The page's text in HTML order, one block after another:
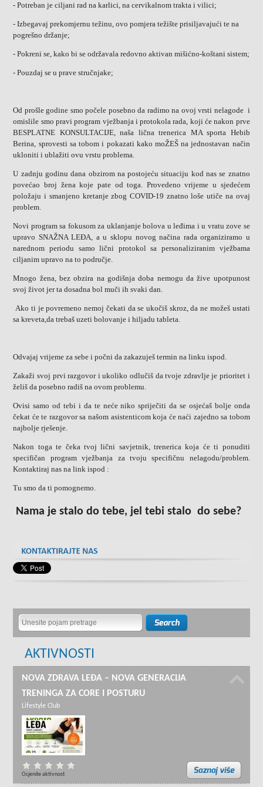
- Potreban je ciljani rad na karlici, na cervikalnom trakta i vilici;
- Izbegavaj prekomjernu težinu, ovo pomjera težište prisiljavajući te na
pogrešno držanje;
- Pokreni se, kako bi se održavala redovno aktivan mišićno-koštani sistem;
- Pouzdaj se u prave stručnjake;
Od prošle godine smo počele posebno da radimo na ovoj vrsti nelagode i
omislile smo pravi program vježbanja i protokola rada, koji će nakon prve
BESPLATNE KONSULTACIJE, naša lična trenerica MA sporta Hebib
Berina, sprovesti sa tobom i pokazati kako moŽEŠ na jednostavan način
ukloniti i ublažiti ovu vrstu problema.
U zadnju godinu dana obzirom na postojeću situaciju kod nas se znatno
povećao broj žena koje pate od toga. Provedeno vrijeme u sjedećem
položaju i smanjeno kretanje zbog COVID-19 znatno loše utiče na ovaj
problem.
Novi program sa fokusom za uklanjanje bolova u leđima i u vratu zove se
upravo SNAŽNA LEĐA, a u sklopu novog načina rada organiziramo u
narednom periodu samo lični protokol sa personaliziranim vježbama
ciljanim upravo na to područje.
Mnogo žena, bez obzira na godišnja doba nemogu da žive upotpunost
svoj život jer ta dosadna bol muči ih svaki dan.
Ako ti je povremeno nemoj čekati da se ukočiš skroz, da ne možeš ustati
sa kreveta,da trebaš uzeti bolovanje i hiljadu tableta.
Odvajaj vrijeme za sebe i počni da zakazuješ termin na linku ispod.
Zakaži svoj prvi razgovor i ukoliko odlučiš da tvoje zdravlje je prioritet i
želiš da posebno radiš na ovom problemu.
Ovisi samo od tebi i da te neće niko spriječiti da se osjećaš bolje onda
čekat će te razgovor sa našom asistenticom koja će naći zajedno sa tobom
najbolje rješenje.
Nakon toga te čeka tvoj lični savjetnik, trenerica koja će ti ponuditi
specifičan program vježbanja za tvoju specifičnu nelagodu/problem.
Kontaktiraj nas na link ispod :
Tu smo da ti pomognemo.
Nama je stalo do tebe, jel tebi stalo do sebe?
AKTIVNOSTI
NOVA ZDRAVA LEĐA – NOVA GENERACIJA
TRENINGA ZA CORE I POSTURU
Lifestyle Club
Ocjenite aktivnost